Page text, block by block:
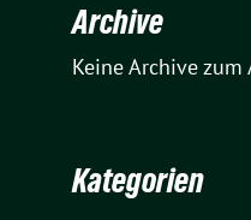
Archive
Keine Archive zum
Kategorien